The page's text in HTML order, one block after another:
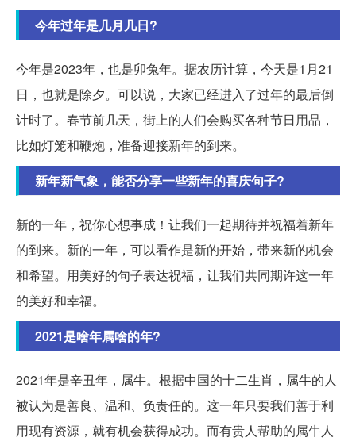
今年过年是几月几日?
今年是2023年，也是卯兔年。据农历计算，今天是1月21
日，也就是除夕。可以说，大家已经进入了过年的最后倒
计时了。春节前几天，街上的人们会购买各种节日用品，
比如灯笼和鞭炮，准备迎接新年的到来。
新年新气象，能否分享一些新年的喜庆句子?
新的一年，祝你心想事成！让我们一起期待并祝福着新年
的到来。新的一年，可以看作是新的开始，带来新的机会
和希望。用美好的句子表达祝福，让我们共同期许这一年
的美好和幸福。
2021是啥年属啥的年?
2021年是辛丑年，属牛。根据中国的十二生肖，属牛的人
被认为是善良、温和、负责任的。这一年只要我们善于利
用现有资源，就有机会获得成功。而有贵人帮助的属牛人